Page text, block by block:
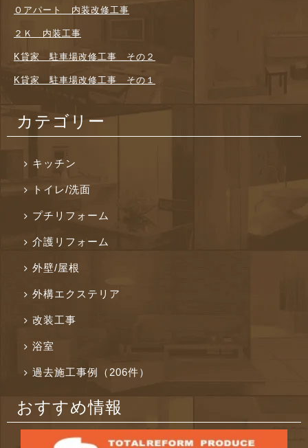
Ｏアパート 内装改修工事
２Ｋ 内装工事
K貸家 駐車場改修工事 その２
K貸家 駐車場改修工事 その１
カテゴリー
キッチン
トイレ/洗面
プチリフォーム
介護リフォーム
外壁/屋根
外構エクステリア
改装工事
浴室
過去施工事例（206件）
おすすめ情報